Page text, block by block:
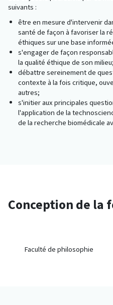
suivants :
être en mesure d'intervenir
santé de façon à favoriser la
éthiques sur une base
s'engager de façon
la qualité éthique de son milieu;
débattre sereinement de
contexte à la fois critique,
autres;
s'initier aux principales
l'application de la
de la recherche biomédicale
Conception de la
Faculté de philosophie